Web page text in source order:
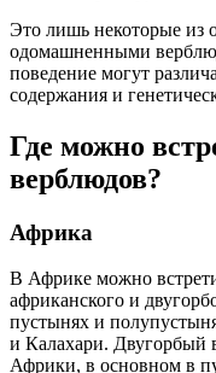
Это лишь некоторые из
одомашненными
поведение могут
содержания и
Где можно
верблюдов?
Африка
В Африке можно
африканского и
пустынях и
и Калахари. Двугорбый
Африки, в основном в